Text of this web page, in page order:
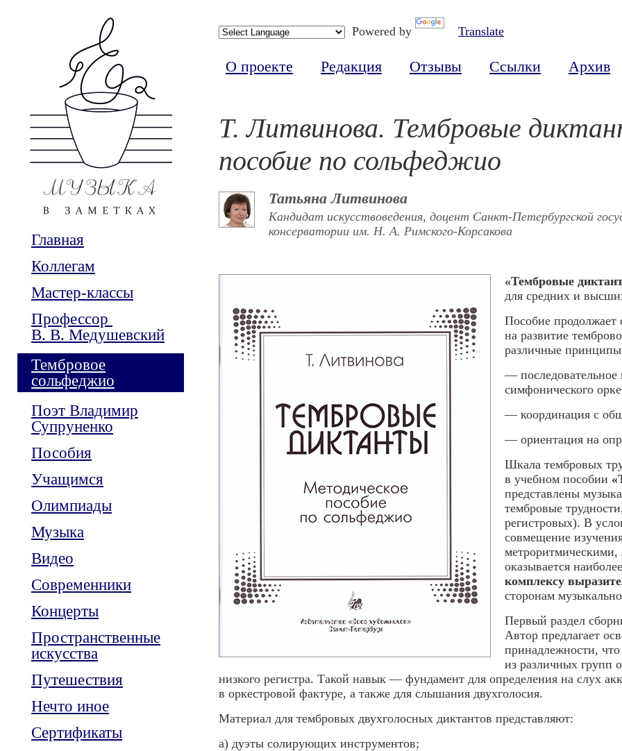
Главная
Коллегам
Мастер-классы
Профессор
В. В. Медушевский
Тембровое
сольфеджио
Поэт Владимир
Супруненко
Пособия
Учащимся
Олимпиады
Музыка
Видео
Современники
Концерты
Пространственные
искусства
Путешествия
Нечто иное
Сертификаты
Powered by Translate
О проекте Редакция Отзывы Ссылки Архив
Т. Литвинова. Тембровые
пособие по сольфеджио
Татьяна Литвинова
Кандидат искусствоведения, доцент Санкт-Петербургской
консерватории им. Н. А. Римского-Корсакова
«Тембровые
для средних и
Пособие продолжает
на развитие
различные
— последовательное
симфонического
— координация с
— ориентация на
Шкала тембровых
в учебном пособии
представлены
тембровые
регистровых). В
совмещение
оказывается
комплексу
сторонам
Первый раздел
Автор предлагает
принадлежности, что
из различных групп
низкого регистра. Такой навык — фундамент для определения на слух
в оркестровой фактуре, а также для слышания двухголосия.
Материал для тембровых двухголосных диктантов представляют:
а) дуэты солирующих инструментов;